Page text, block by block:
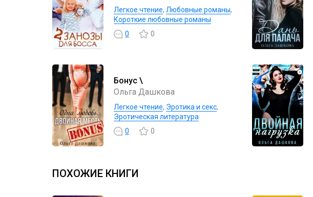
Легкое чтение, Любовные романы,
Короткие любовные романы
0
0
Бонус \
Ольга Дашкова
Легкое чтение, Эротика и секс,
Эротическая литература
0
0
ПОХОЖИЕ КНИГИ